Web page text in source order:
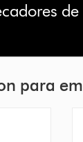
para